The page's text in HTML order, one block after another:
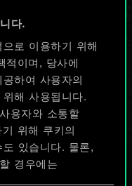
다.
로 이용하기 위해
적이며, 당사에
하여 사용자의
해 사용됩니다.
용자와 소통할
위해 쿠키의
있습니다. 물론,
경우에는
지고
!
작성하기